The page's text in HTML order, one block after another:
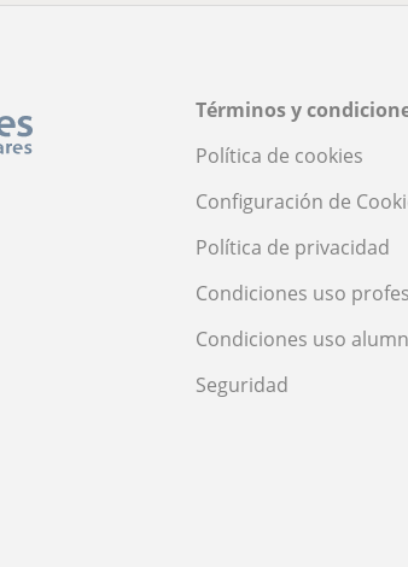
Términos y
Política de cookies
Configuración de
Política de privacidad
Condiciones uso
Condiciones uso
Seguridad